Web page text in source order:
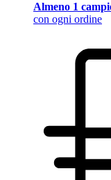
Almeno 1
con ogni ordine